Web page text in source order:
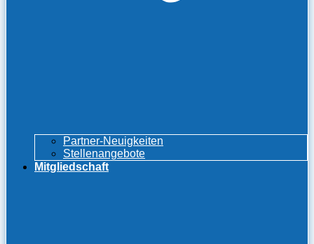
Partner-Neuigkeiten
Stellenangebote
Mitgliedschaft